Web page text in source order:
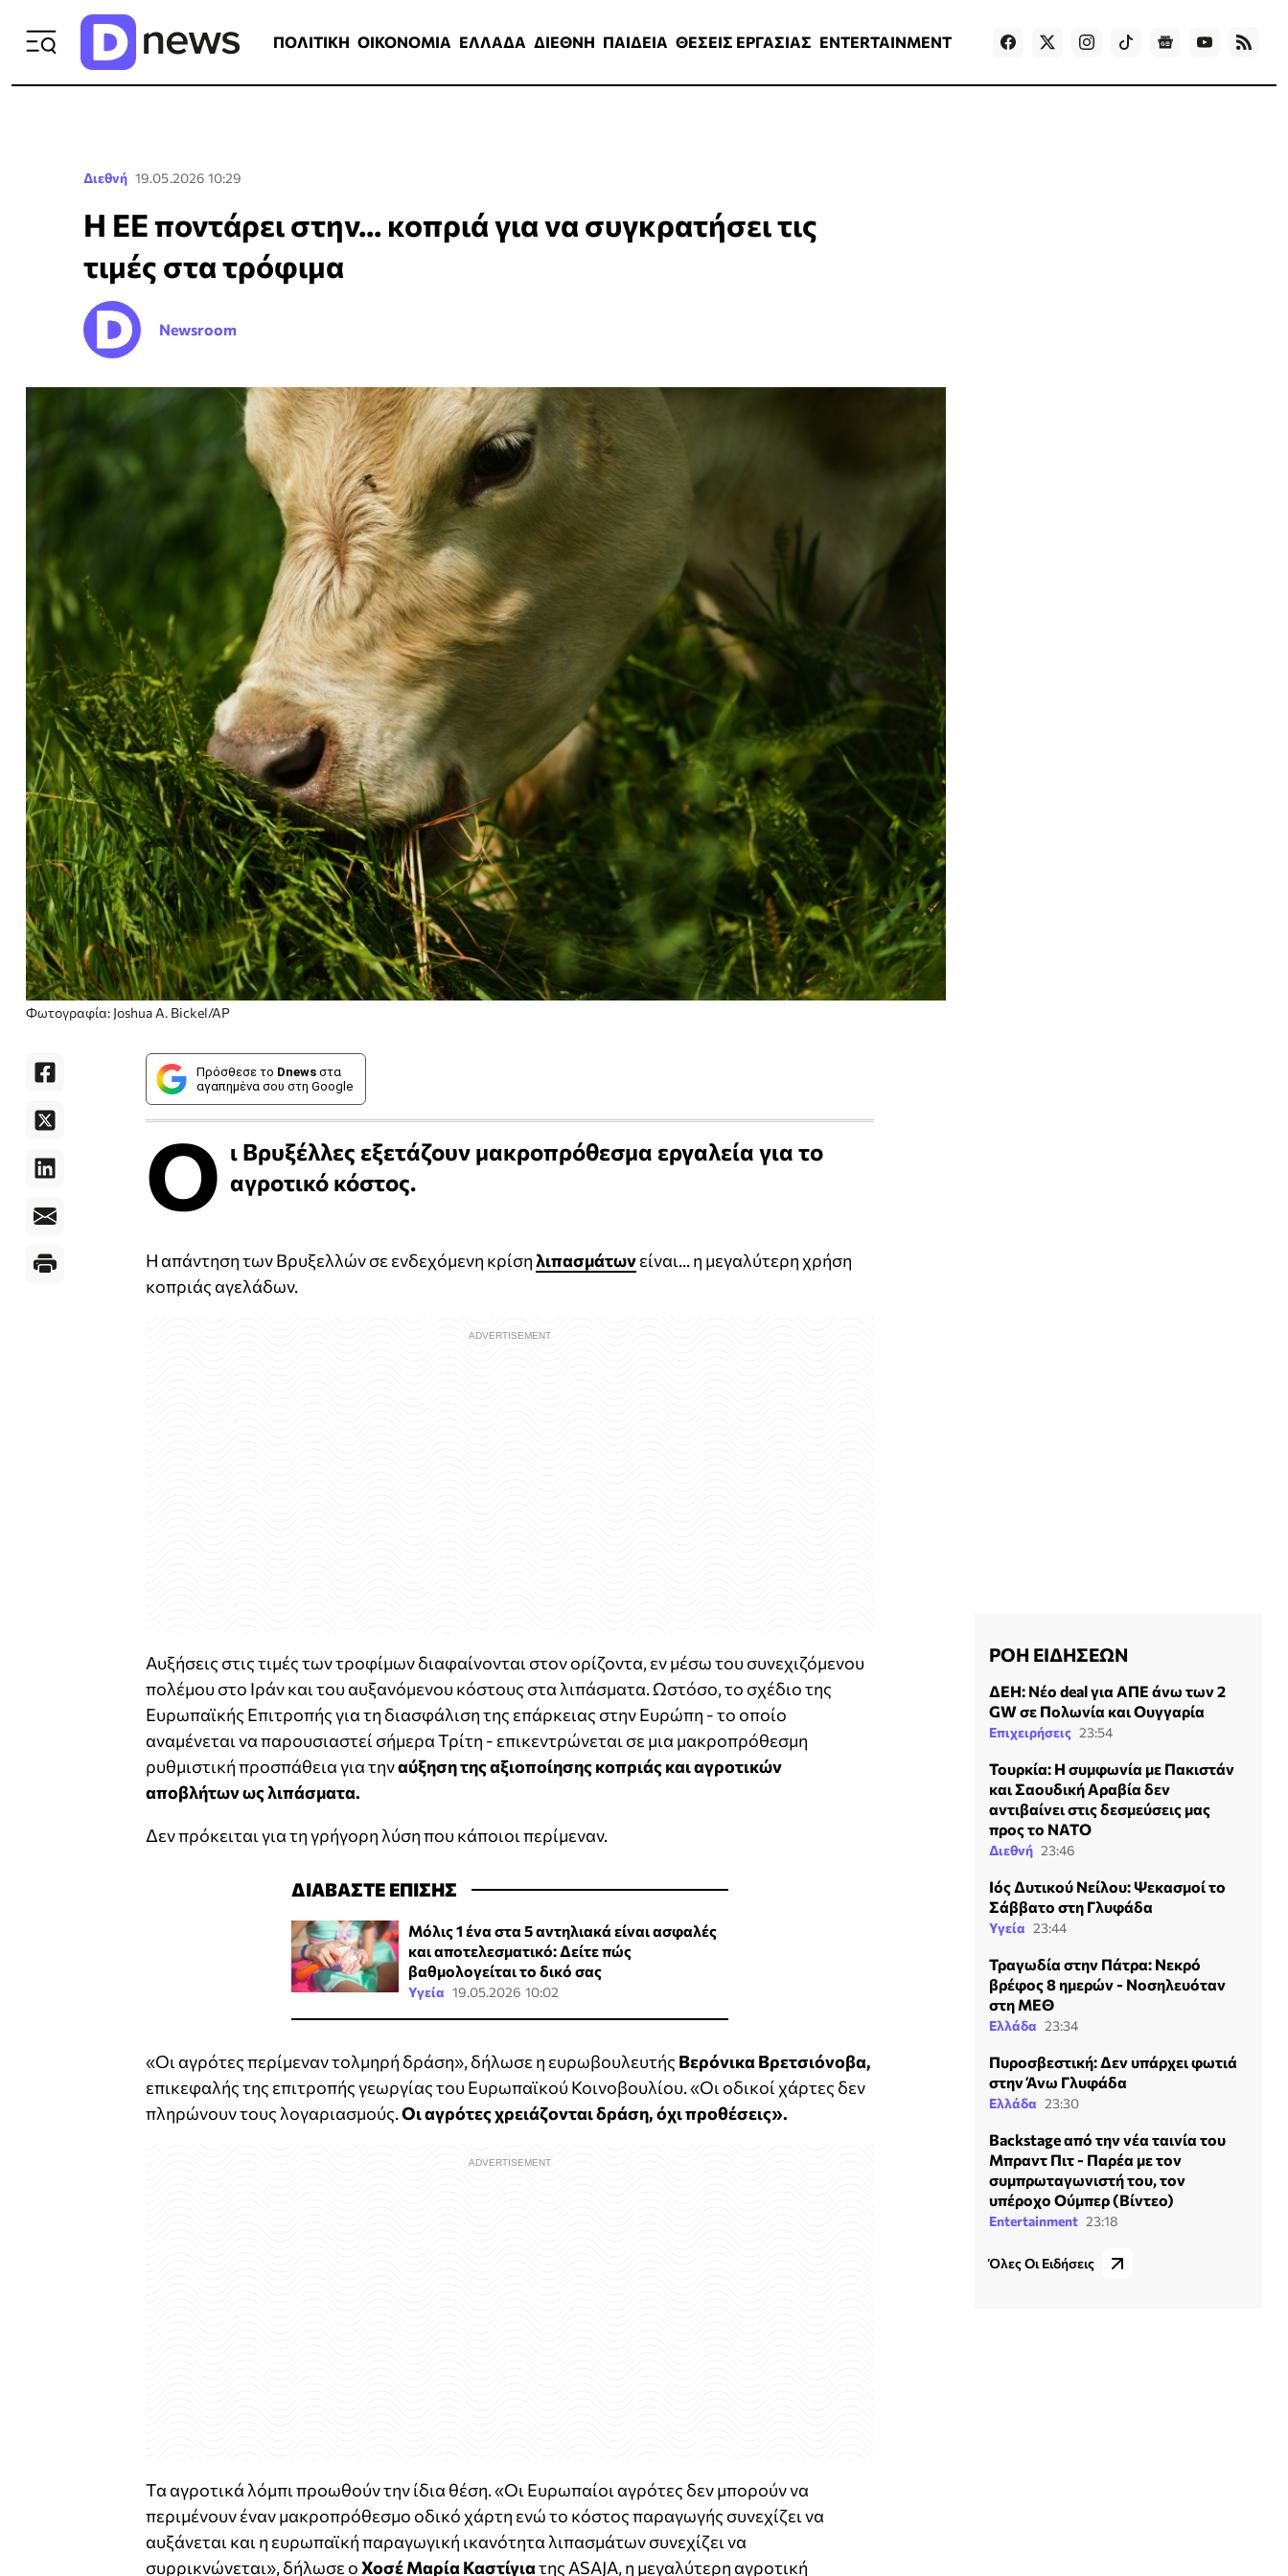
ΠΟΛΙΤΙΚΗ ΟΙΚΟΝΟΜΙΑ ΕΛΛΑΔΑ ΔΙΕΘΝΗ ΠΑΙΔΕΙΑ ΘΕΣΕΙΣ ΕΡΓΑΣΙΑΣ ENTERTAINMENT Games
Διεθνή 19.05.2026 10:29
H EE ποντάρει στην... κοπριά για να συγκρατήσει τις
τιμές στα τρόφιμα
Newsroom
Φωτογραφία: Joshua A. Bickel/AP
Πρόσθεσε το Dnews στα
αγαπημένα σου στη Google
Ο ι Βρυξέλλες εξετάζουν μακροπρόθεσμα εργαλεία για το
αγροτικό κόστος.
Η απάντηση των Βρυξελλών σε ενδεχόμενη κρίσηλιπασμάτωνείναι... η μεγαλύτερη χρήση
κοπριάς αγελάδων.
Αυξήσεις στις τιμές των τροφίμων διαφαίνονται στον ορίζοντα, εν μέσω του συνεχιζόμενου
πολέμου στο Ιράν και του αυξανόμενου κόστους στα λιπάσματα. Ωστόσο, το σχέδιο της
Ευρωπαϊκής Επιτροπής για τη διασφάλιση της επάρκειας στην Ευρώπη - το οποίο
αναμένεται να παρουσιαστεί σήμερα Τρίτη - επικεντρώνεται σε μια μακροπρόθεσμη
ρυθμιστική προσπάθεια για τηναύξηση της αξιοποίησης κοπριάς και αγροτικών
αποβλήτων ως λιπάσματα.
Δεν πρόκειται για τη γρήγορη λύση που κάποιοι περίμεναν.
ΔΙΑΒΑΣΤΕ ΕΠΙΣΗΣ
Μόλις 1 ένα στα 5 αντηλιακά είναι ασφαλές
και αποτελεσματικό: Δείτε πώς
βαθμολογείται το δικό σας
Υγεία 19.05.2026 10:02
«Οι αγρότες περίμεναν τολμηρή δράση», δήλωσε η ευρωβουλευτής Βερόνικα Βρετσιόνοβα,
επικεφαλής της επιτροπής γεωργίας του Ευρωπαϊκού Κοινοβουλίου. «Οι οδικοί χάρτες δεν
πληρώνουν τους λογαριασμούς.Οι αγρότες χρειάζονται δράση, όχι προθέσεις».
Τα αγροτικά λόμπι προωθούν την ίδια θέση. «Οι Ευρωπαίοι αγρότες δεν μπορούν να
περιμένουν έναν μακροπρόθεσμο οδικό χάρτη ενώ το κόστος παραγωγής συνεχίζει να
αυξάνεται και η ευρωπαϊκή παραγωγική ικανότητα λιπασμάτων συνεχίζει να
συρρικνώνεται», δήλωσε οΧοσέ Μαρία Καστίγιατης ASAJA, η μεγαλύτερη αγροτική
ΡΟΗ ΕΙΔΗΣΕΩΝ
ΔΕΗ: Νέο deal για ΑΠΕ άνω των 2
GW σε Πολωνία και Ουγγαρία
Επιχειρήσεις 23:54
Τουρκία: Η συμφωνία με Πακιστάν
και Σαουδική Αραβία δεν
αντιβαίνει στις δεσμεύσεις μας
προς το ΝΑΤΟ
Διεθνή 23:46
Ιός Δυτικού Νείλου: Ψεκασμοί το
Σάββατο στη Γλυφάδα
Υγεία 23:44
Τραγωδία στην Πάτρα: Νεκρό
βρέφος 8 ημερών - Νοσηλευόταν
στη ΜΕΘ
Ελλάδα 23:34
Πυροσβεστική: Δεν υπάρχει φωτιά
στην Άνω Γλυφάδα
Ελλάδα 23:30
Backstage από την νέα ταινία του
Μπραντ Πιτ - Παρέα με τον
συμπρωταγωνιστή του, τον
υπέροχο Ούμπερ (Βίντεο)
Entertainment 23:18
Όλες Οι Ειδήσεις